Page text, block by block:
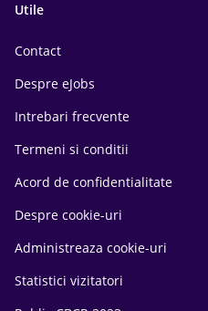
Utile
Contact
Despre eJobs
Intrebari frecvente
Termeni si conditii
Acord de confidentialitate
Despre cookie-uri
Administreaza cookie-uri
Statistici vizitatori